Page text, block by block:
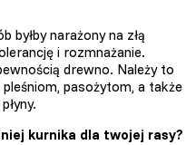
narażony na złą
i rozmnażanie.
drewno. Należy to
pasożytom, a także
kurnika dla twojej rasy?